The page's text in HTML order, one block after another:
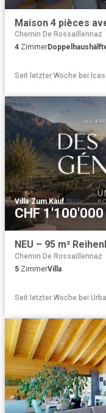
Maison 4 pièces
Chemin De Rossaillennaz
4 Zimmer
Seit letzter Woche bei
Villa·Zum Kauf
CHF 1'100'000
Chemin De Rossaillennaz
5 ZimmerVilla
Seit letzter Woche bei